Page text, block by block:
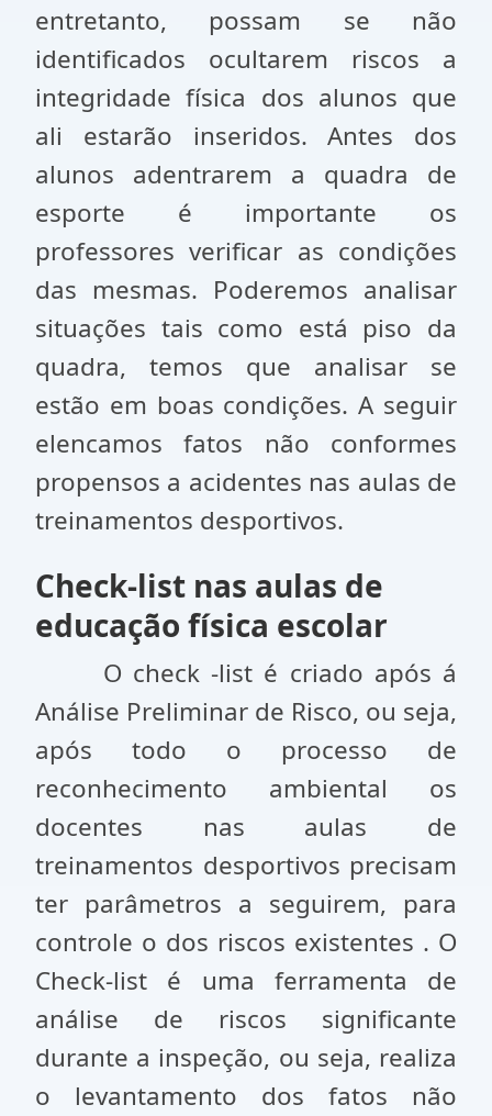
entretanto, possam se não
identificados ocultarem riscos a
integridade física dos alunos que
ali estarão inseridos. Antes dos
alunos adentrarem a quadra de
esporte é importante os
professores verificar as condições
das mesmas. Poderemos analisar
situações tais como está piso da
quadra, temos que analisar se
estão em boas condições. A seguir
elencamos fatos não conformes
propensos a acidentes nas aulas de
treinamentos desportivos.
Check-list nas aulas de
educação física escolar
O check -list é criado após á
Análise Preliminar de Risco, ou seja,
após todo o processo de
reconhecimento ambiental os
docentes nas aulas de
treinamentos desportivos precisam
ter parâmetros a seguirem, para
controle o dos riscos existentes . O
Check-list é uma ferramenta de
análise de riscos significante
durante a inspeção, ou seja, realiza
o levantamento dos fatos não